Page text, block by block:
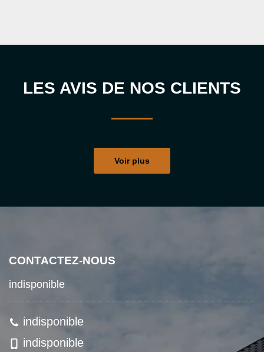
LES AVIS DE NOS CLIENTS
Voir plus
CONTACTEZ-NOUS
indisponible
indisponible
indisponible